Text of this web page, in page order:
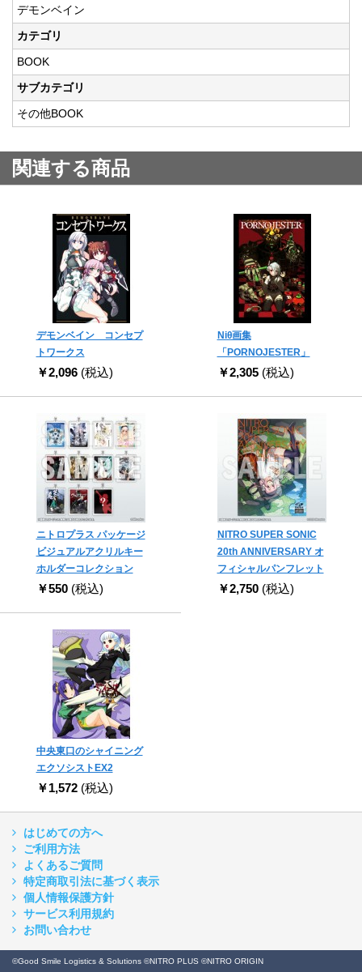
デモンベイン
カテゴリ
BOOK
サブカテゴリ
その他BOOK
関連する商品
デモンベイン コンセプ
トワークス
￥2,096 (税込)
Niθ画集
「PORNOJESTER」
￥2,305 (税込)
ニトロプラス パッケージ
ビジュアルアクリルキー
ホルダーコレクション
￥550 (税込)
NITRO SUPER SONIC
20th ANNIVERSARY オ
フィシャルパンフレット
￥2,750 (税込)
中央東口のシャイニング
エクソシストEX2
￥1,572 (税込)
はじめての方へ
ご利用方法
よくあるご質問
特定商取引法に基づく表示
個人情報保護方針
サービス利用規約
お問い合わせ
©Good Smile Logistics & Solutions ©NITRO PLUS ©NITRO ORIGIN